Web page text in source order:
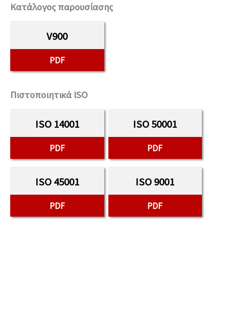
Κατάλογος παρουσίασης
V900
PDF
Πιστοποιητικά ISO
ISO 14001
PDF
ISO 50001
PDF
ISO 45001
PDF
ISO 9001
PDF